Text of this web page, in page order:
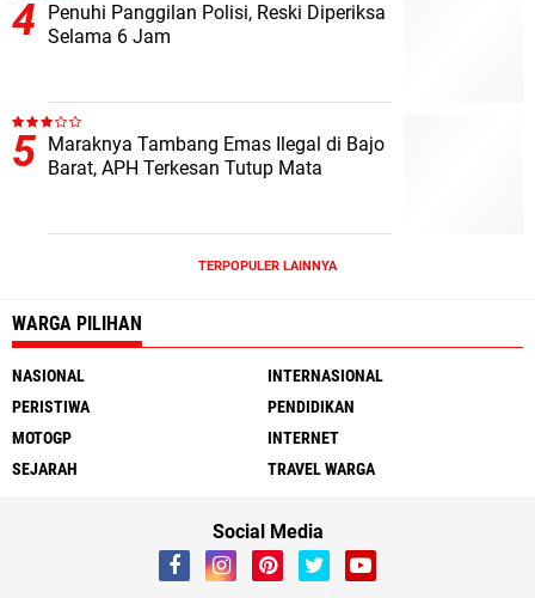
Penuhi Panggilan Polisi, Reski Diperiksa
Selama 6 Jam
Maraknya Tambang Emas Ilegal di Bajo
Barat, APH Terkesan Tutup Mata
TERPOPULER LAINNYA
WARGA PILIHAN
NASIONAL
INTERNASIONAL
PERISTIWA
PENDIDIKAN
MOTOGP
INTERNET
SEJARAH
TRAVEL WARGA
Social Media